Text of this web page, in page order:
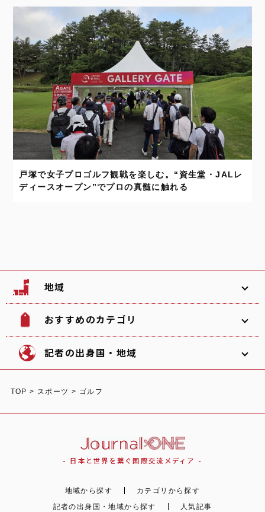
戸塚で女子プロゴルフ観戦を楽しむ。“資生堂・JALレ
ディースオープン”でプロの真髄に触れる
地域
韓国 北海道
おすすめのカテゴリ
自然 イベント
記者の出身国・地域
ガーナ/日本
TOP > スポーツ > ゴルフ
- 日本と世界を繋ぐ国際交流メディア -
地域から探す
カテゴリから探す
記者の出身国・地域から探す
人気記事